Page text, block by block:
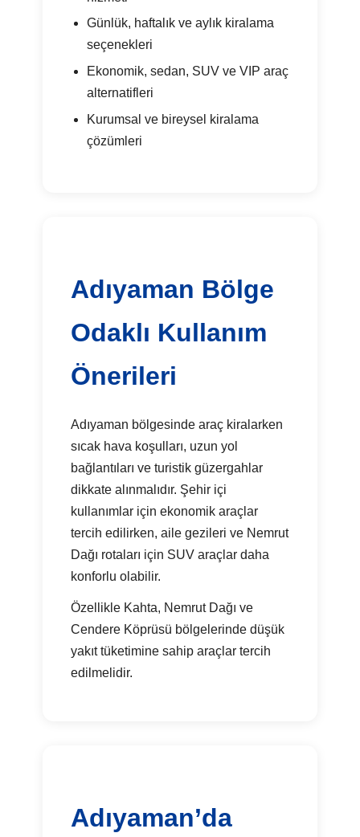
Günlük, haftalık ve aylık kiralama
seçenekleri
Ekonomik, sedan, SUV ve VIP araç
alternatifleri
Kurumsal ve bireysel kiralama
çözümleri
Adıyaman Bölge
Odaklı Kullanım
Önerileri
Adıyaman bölgesinde araç kiralarken
sıcak hava koşulları, uzun yol
bağlantıları ve turistik güzergahlar
dikkate alınmalıdır. Şehir içi
kullanımlar için ekonomik araçlar
tercih edilirken, aile gezileri ve Nemrut
Dağı rotaları için SUV araçlar daha
konforlu olabilir.
Özellikle Kahta, Nemrut Dağı ve
Cendere Köprüsü bölgelerinde düşük
yakıt tüketimine sahip araçlar tercih
edilmelidir.
Adıyaman’da